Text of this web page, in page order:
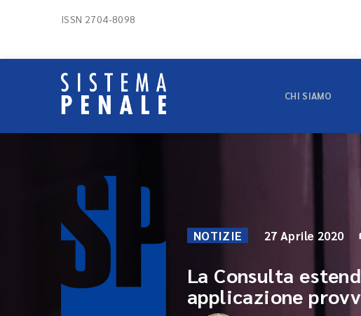
ISSN 2704-8098
CHI SIAMO
NOTIZIE 27 Aprile 2020
La Consulta
applicazione